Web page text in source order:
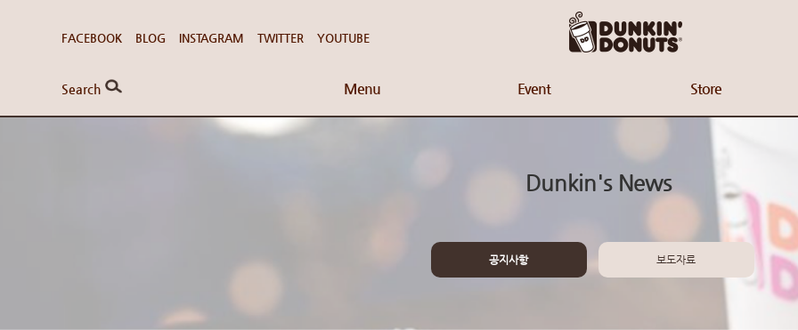
FACEBOOK BLOG INSTAGRAM TWITTER YOUTUBE
Search Menu Event Store
Dunkin's News
공지사항 보도자료